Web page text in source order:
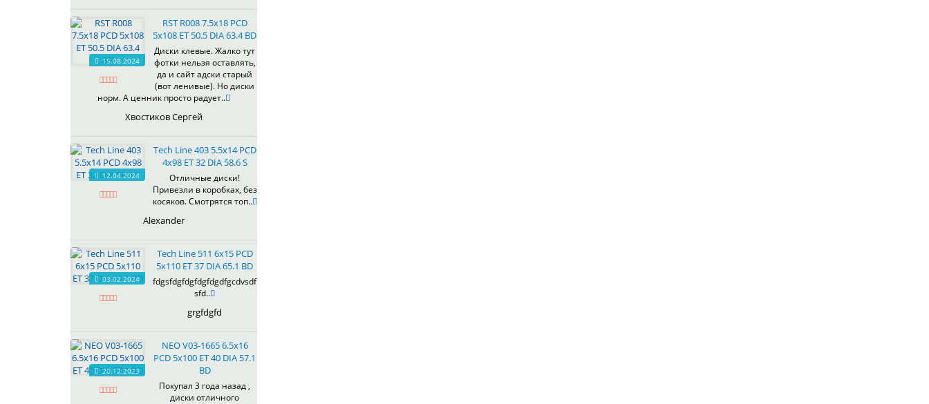
15.08.2024
RST R008 7.5x18 PCD
5x108 ET 50.5 DIA 63.4 BD
Диски клевые. Жалко тут
фотки нельзя оставлять,
да и сайт адски старый
(вот ленивые). Но диски
норм. А ценник просто радует..
Хвостиков Сергей
12.04.2024
Tech Line 403 5.5x14 PCD
4x98 ET 32 DIA 58.6 S
Отличные диски!
Привезли в коробках, без
косяков. Смотрятся топ..
Alexander
03.02.2024
Tech Line 511 6x15 PCD
5x110 ET 37 DIA 65.1 BD
fdgsfdgfdgfdgfdgdfgcdvsdf
sfd..
grgfdgfd
20.12.2023
NEO V03-1665 6.5x16
PCD 5x100 ET 40 DIA 57.1
BD
Покупал 3 года назад ,
диски отличного